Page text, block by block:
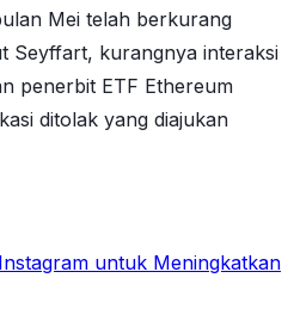
Mei telah berkurang
Seyffart, kurangnya interaksi
penerbit ETF Ethereum
ditolak yang diajukan
untuk Meningkatkan